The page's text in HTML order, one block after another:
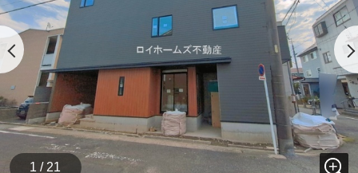
1 / 21